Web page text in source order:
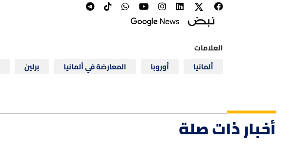
العلامات
ألمانيا
أوروبا المعارضة في ألمانيا برلين
أخبار ذات صلة